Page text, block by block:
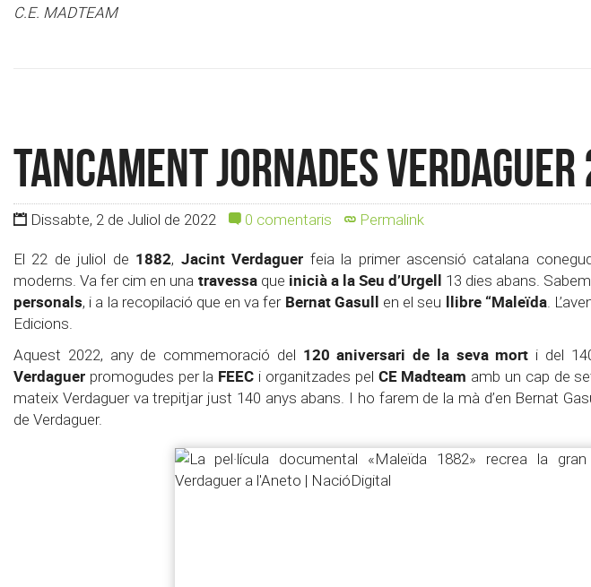
C.E. MADTEAM
Tancament Jornades Verdaguer
Dissabte, 2 de Juliol de 2022 0 comentaris
Permalink
El 22 de juliol de 1882, Jacint Verdaguer feia la primer ascensió catalana
moderns. Va fer cim en una travessaque inicià a la Seu d’Urgell 13 dies abans.
personals, i a la recopilació que en va fer Bernat Gasull en el seu llibre “Maleïda.
Edicions.
Aquest 2022, any de commemoració del 120 aniversari de la seva mort i del
Verdaguer promogudes per la FEEC i organitzades pel CE Madteam amb un cap de
mateix Verdaguer va trepitjar just 140 anys abans. I ho farem de la mà d’en Bernat
de Verdaguer.